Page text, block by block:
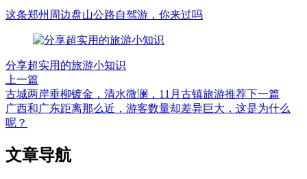
这条郑州周边盘山公路自驾游，你来过吗
分享超实用的旅游小知识
上一篇
古城两岸垂柳镀金，清水微澜，11月古镇旅游推荐下一篇
广西和广东距离那么近，游客数量却差异巨大，这是为什么
呢？
文章导航